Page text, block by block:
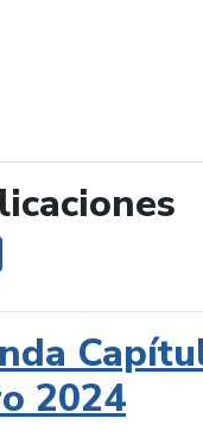
opciones de búsqueda
2024